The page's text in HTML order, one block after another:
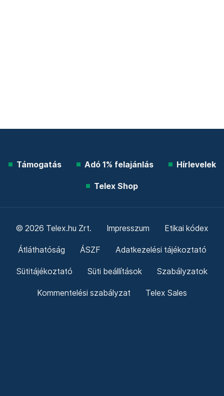
Támogatás Adó 1% felajánlás Hírlevelek
Telex Shop
© 2026 Telex.hu Zrt. Impresszum Etikai kódex
Átláthatóság ÁSZF Adatkezelési tájékoztató
Sütitájékoztató Süti beállítások Szabályzatok
Kommentelési szabályzat Telex Sales